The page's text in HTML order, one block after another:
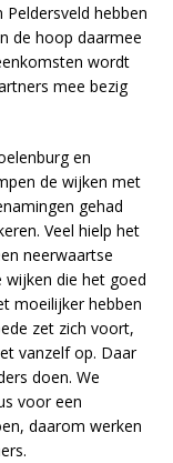
hebben
de hoop daarmee
wordt
mee bezig
en
de wijken met
gehad
Veel hielp het
neerwaartse
wijken die het goed
moeilijker hebben
zet zich voort,
vanzelf op. Daar
doen. We
voor een
daarom werken